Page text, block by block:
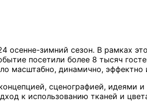
осенне-зимний сезон. В рамках
посетили более 8 тысяч
масштабно, динамично, эффектно
сценографией, идеями
к использованию тканей и